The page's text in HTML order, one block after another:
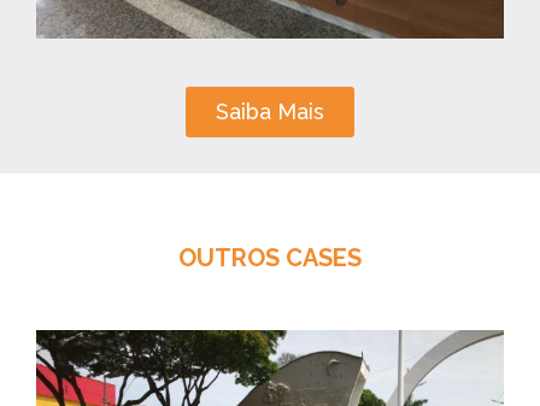
Saiba Mais
OUTROS CASES